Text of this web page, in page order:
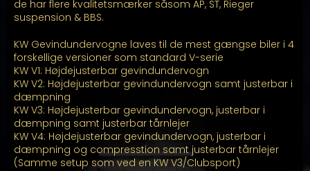
de har flere kvalitetsmærker såsom AP, ST, Rieger
suspension & BBS.
KW Gevindundervogne laves til de mest gængse biler i 4
forskellige versioner som standard V-serie
KW V1: Højdejusterbar gevindundervogn
KW V2: Højdejusterbar gevindundervogn samt justerbar i
dæmpning
KW V3: Højdejusterbar gevindundervogn, justerbar i
dæmpning samt justerbar tårnlejer
KW V4: Højdejusterbar gevindundervogn, justerbar i
dæmpning og compresstion samt justerbar tårnlejer
(Samme setup som ved en KW V3/Clubsport)